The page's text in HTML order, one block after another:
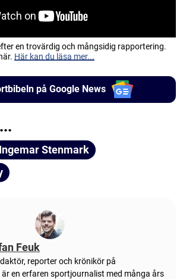
en trovärdig och mångsidig rapportering.
Här kan du läsa mer...
på Google News
Ingemar Stenmark
Feuk
reporter och krönikör på
är en erfaren sportjournalist med många års